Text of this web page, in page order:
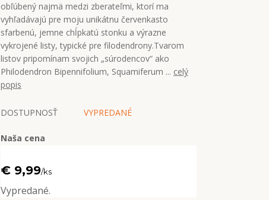
obľúbený najmä medzi zberateľmi, ktorí ma
vyhľadávajú pre moju unikátnu červenkasto
sfarbenú, jemne chĺpkatú stonku a výrazne
vykrojené listy, typické pre filodendrony.Tvarom
listov pripomínam svojich „súrodencov“ ako
Philodendron Bipennifolium, Squamiferum ... celý
popis
DOSTUPNOSŤ VYPREDANÉ
Naša cena
€ 9,99/ks
Vypredané.